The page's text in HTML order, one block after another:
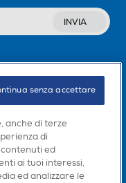
INVIA
anche di terze
di
ed
ai tuoi interessi,
ed analizzare le
senza accettare